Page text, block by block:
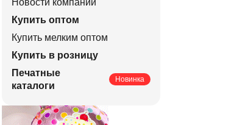
Новости компании
Купить оптом
Купить мелким оптом
Купить в розницу
Печатные
каталоги
Новинка